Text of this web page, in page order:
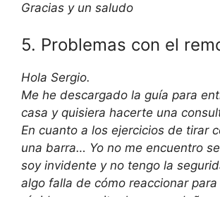
Gracias y un saludo
5. Problemas con el
Hola Sergio.
Me he descargado la guía para
casa y quisiera hacerte una
En cuanto a los ejercicios de tirar
una barra… Yo no me encuentro
soy invidente y no tengo la
algo falla de cómo reaccionar